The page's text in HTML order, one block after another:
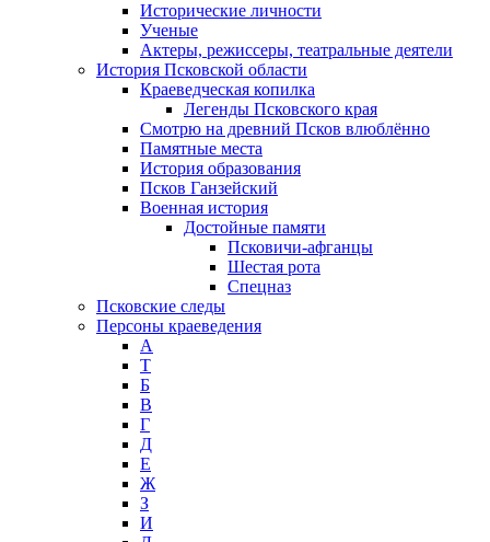
Исторические личности
Ученые
Актеры, режиссеры, театральные деятели
История Псковской области
Краеведческая копилка
Легенды Псковского края
Смотрю на древний Псков влюблённо
Памятные места
История образования
Псков Ганзейский
Военная история
Достойные памяти
Псковичи-афганцы
Шестая рота
Спецназ
Псковские следы
Персоны краеведения
А
T
Б
В
Г
Д
Е
Ж
З
И